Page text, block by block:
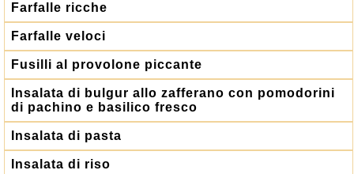
Farfalle ricche
Farfalle veloci
Fusilli al provolone piccante
Insalata di bulgur allo zafferano con pomodorini
di pachino e basilico fresco
Insalata di pasta
Insalata di riso